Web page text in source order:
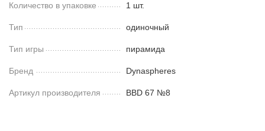
Количество в упаковке 1 шт.
Тип одиночный
Тип игры пирамида
Бренд Dynaspheres
Артикул производителя BBD 67 №8